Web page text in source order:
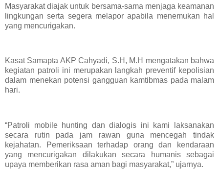
Masyarakat diajak untuk bersama-sama menjaga keamanan
lingkungan serta segera melapor apabila menemukan hal
yang mencurigakan.
Kasat Samapta AKP Cahyadi, S.H, M.H mengatakan bahwa
kegiatan patroli ini merupakan langkah preventif kepolisian
dalam menekan potensi gangguan kamtibmas pada malam
hari.
“Patroli mobile hunting dan dialogis ini kami laksanakan
secara rutin pada jam rawan guna mencegah tindak
kejahatan. Pemeriksaan terhadap orang dan kendaraan
yang mencurigakan dilakukan secara humanis sebagai
upaya memberikan rasa aman bagi masyarakat,” ujarnya.